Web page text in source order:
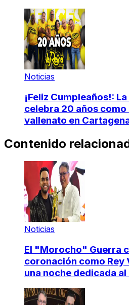
Noticias
¡Feliz Cumpleaños!:
celebra 20 años como
vallenato en
Contenido
Noticias
El "Morocho" Guerra
coronación como Rey
una noche dedicada